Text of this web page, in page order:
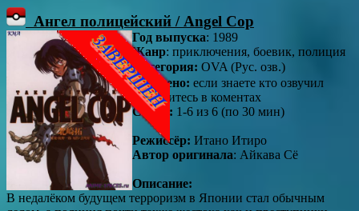
Ангел полицейский / Angel Cop
Год выпуска: 1989
Жанр: приключения, боевик, полиция
Категория: OVA (Рус. озв.) 
Озвучено: если знаете кто озвучил
отпишитесь в коментах
Серии: 1-6 из 6 (по 30 мин)
Режиссёр: Итано Итиро
Автор оригинала: Айкава Сё
Описание:
В недалёком будущем терроризм в Японии стал обычным